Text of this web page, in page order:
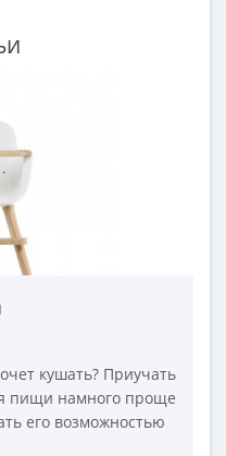
кушать? Приучать
пищи намного проще
его возможностью